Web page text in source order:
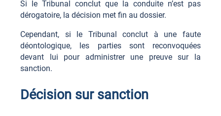
Si le Tribunal conclut que la conduite n’est pas
dérogatoire, la décision met fin au dossier.
Cependant, si le Tribunal conclut à une faute
déontologique, les parties sont reconvoquées
devant lui pour administrer une preuve sur la
sanction.
Décision sur sanction